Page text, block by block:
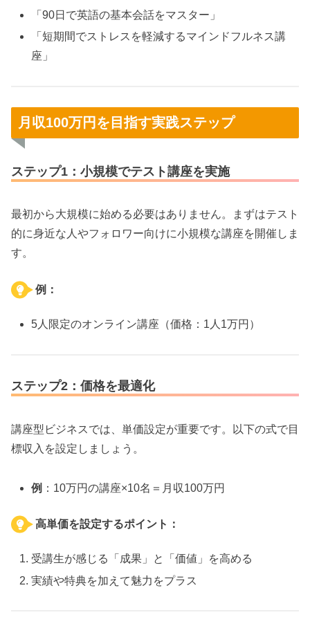
「90日で英語の基本会話をマスター」
「短期間でストレスを軽減するマインドフルネス講
座」
月収100万円を目指す実践ステップ
ステップ1：小規模でテスト講座を実施
最初から大規模に始める必要はありません。まずはテスト
的に身近な人やフォロワー向けに小規模な講座を開催しま
す。
例：
5人限定のオンライン講座（価格：1人1万円）
ステップ2：価格を最適化
講座型ビジネスでは、単価設定が重要です。以下の式で目
標収入を設定しましょう。
例 ：10万円の講座×10名＝月収100万円
高単価を設定するポイント：
受講生が感じる「成果」と「価値」を高める
実績や特典を加えて魅力をプラス